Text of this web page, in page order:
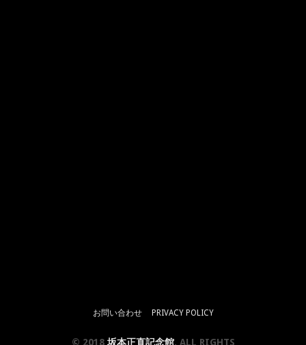
お問い合わせ PRIVACY POLICY
© 2018 坂本正直記念館. ALL RIGHTS